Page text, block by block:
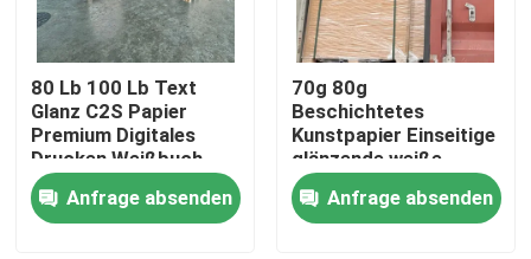
Über uns
Fabrik Tour
Qualitätskontrolle
80 Lb 100 Lb Text
Glanz C2S Papier
Premium Digitales
Drucken Weißbuch
Anfrage absenden
70g 80g
Beschichtetes
Kunstpapier Einseitige
glänzende weiße
Aufkleber
Gesichtspapier 70cm
X 100cm
Anfrage absenden